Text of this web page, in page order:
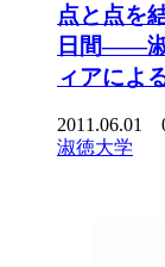
点と点を
日間――淑
ィアによ
2011.06.01
淑徳大学